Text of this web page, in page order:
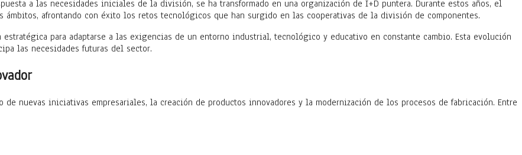
a las necesidades iniciales de la división, se ha transformado en una organización de I+D puntera. Durante estos años, el
afrontando con éxito los retos tecnológicos que han surgido en las cooperativas de la división de componentes.
para adaptarse a las exigencias de un entorno industrial, tecnológico y educativo en constante cambio. Esta evolución
las necesidades futuras del sector.
nuevas iniciativas empresariales, la creación de productos innovadores y la modernización de los procesos de fabricación. Entre